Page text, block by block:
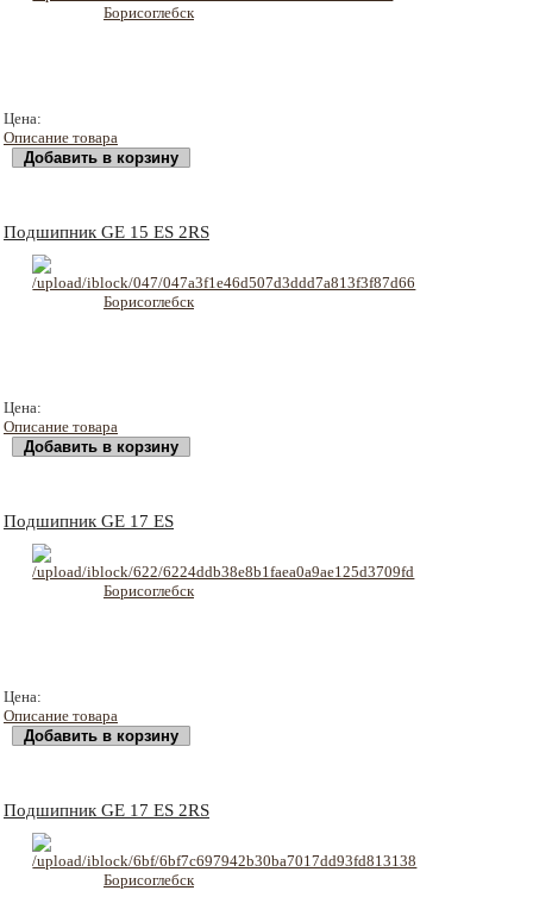
Цена:
Описание товара
Подшипник GE 15 ES 2RS
Цена:
Описание товара
Подшипник GE 17 ES
Цена:
Описание товара
Подшипник GE 17 ES 2RS